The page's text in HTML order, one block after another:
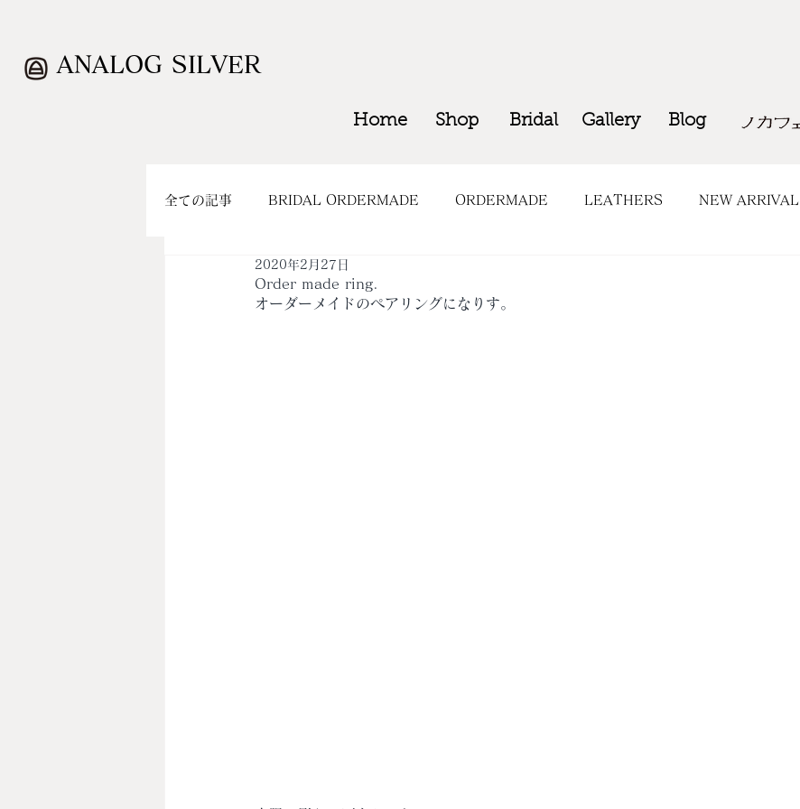
ANALOG SILVER
Home Shop Bridal Gallery Blog
全ての記事 BRIDAL ORDERMADE ORDERMADE LEATHERS NEW ARRIVAL
CLOSING
Order made ring.
2020年2月27日
オーダーメイドのペアリングになりす。